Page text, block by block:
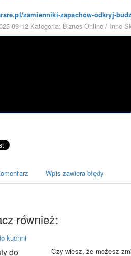
zamienniki-zapachow-odkryj-
09-12 Kategoria: Biznes Online / Inne
Wpis zawiera błędy
również:
kuchni
Czy wiesz, że możesz